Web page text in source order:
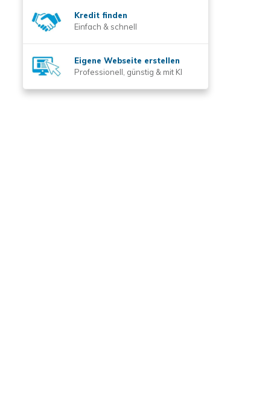
Kredit finden
Einfach & schnell
Eigene Webseite erstellen
Professionell, günstig & mit KI